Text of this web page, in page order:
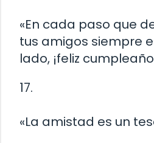
«En cada paso que
tus amigos siempre
lado, ¡feliz
17.
«La amistad es un